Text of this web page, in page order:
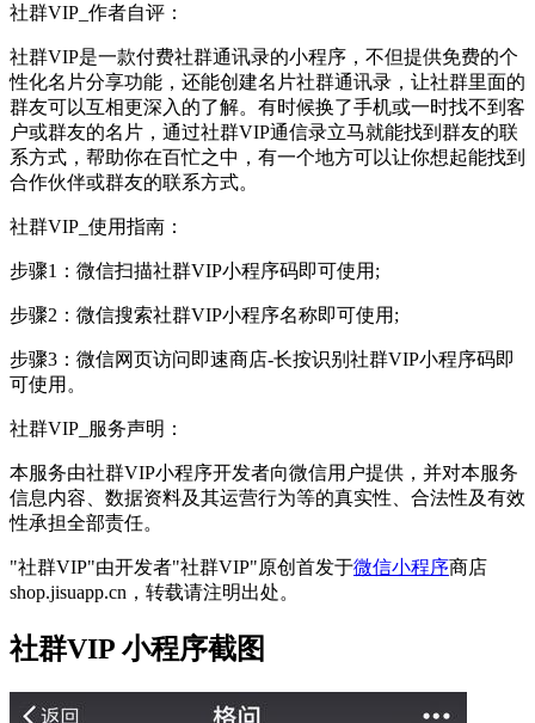
社群VIP_作者自评：
社群VIP是一款付费社群通讯录的小程序，不但提供免费的个
性化名片分享功能，还能创建名片社群通讯录，让社群里面的
群友可以互相更深入的了解。有时候换了手机或一时找不到客
户或群友的名片，通过社群VIP通信录立马就能找到群友的联
系方式，帮助你在百忙之中，有一个地方可以让你想起能找到
合作伙伴或群友的联系方式。
社群VIP_使用指南：
步骤1：微信扫描社群VIP小程序码即可使用;
步骤2：微信搜索社群VIP小程序名称即可使用;
步骤3：微信网页访问即速商店-长按识别社群VIP小程序码即
可使用。
社群VIP_服务声明：
本服务由社群VIP小程序开发者向微信用户提供，并对本服务
信息内容、数据资料及其运营行为等的真实性、合法性及有效
性承担全部责任。
"社群VIP"由开发者"社群VIP"原创首发于微信小程序商店
shop.jisuapp.cn，转载请注明出处。
社群VIP 小程序截图